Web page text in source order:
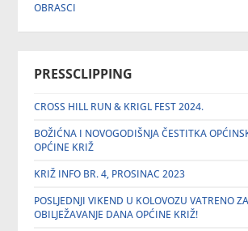
OBRASCI
PRESSCLIPPING
CROSS HILL RUN & KRIGL FEST 2024.
BOŽIĆNA I NOVOGODIŠNJA ČESTITKA
OPĆINE KRIŽ
KRIŽ INFO BR. 4, PROSINAC 2023
POSLJEDNJI VIKEND U KOLOVOZU VATRENO
OBILJEŽAVANJE DANA OPĆINE KRIŽ!